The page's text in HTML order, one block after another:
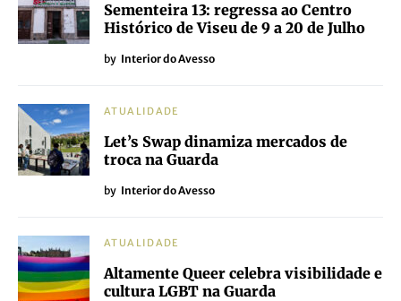
Sementeira 13: regressa ao Centro
Histórico de Viseu de 9 a 20 de Julho
by Interior do Avesso
ATUALIDADE
Let’s Swap dinamiza mercados de
troca na Guarda
by Interior do Avesso
ATUALIDADE
Altamente Queer celebra visibilidade e
cultura LGBT na Guarda